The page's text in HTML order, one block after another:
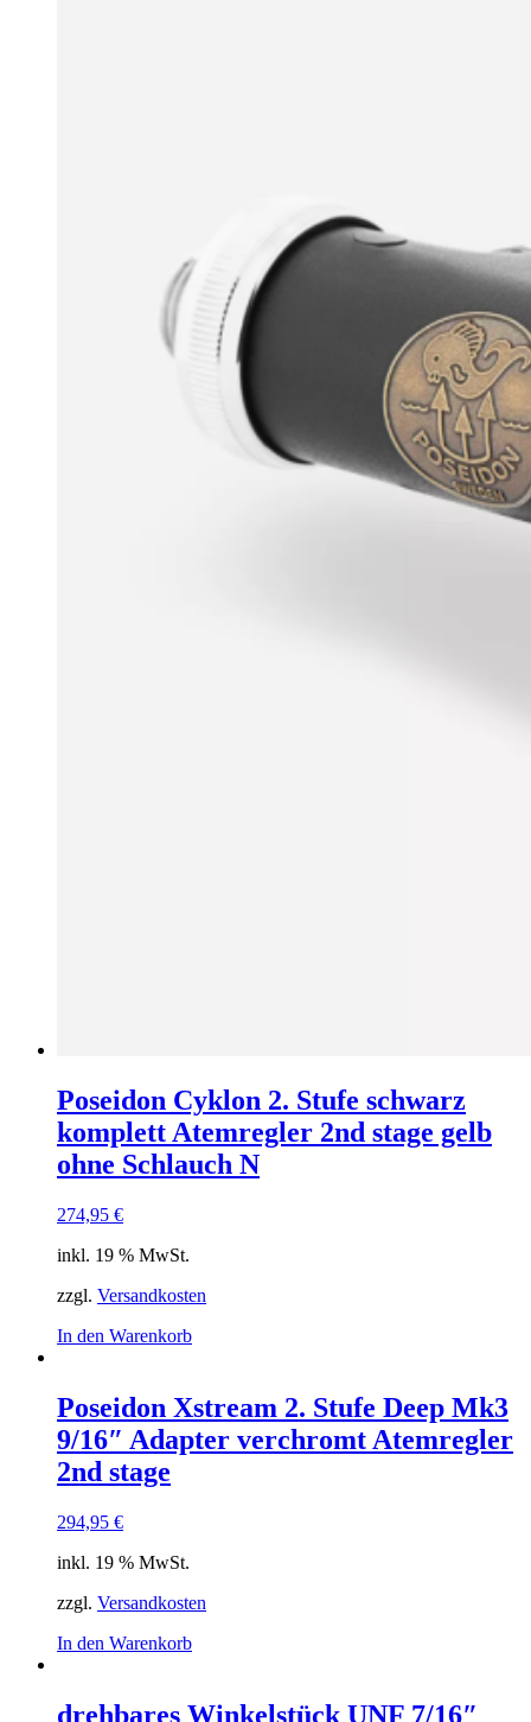
Poseidon Cyklon 2. Stufe schwarz
komplett Atemregler 2nd stage gelb
ohne Schlauch N
274,95 €
inkl. 19 % MwSt.
zzgl. Versandkosten
In den Warenkorb
Poseidon Xstream 2. Stufe Deep Mk3
9/16″ Adapter verchromt Atemregler
2nd stage
294,95 €
inkl. 19 % MwSt.
zzgl. Versandkosten
In den Warenkorb
drehbares Winkelstück UNF 7/16″